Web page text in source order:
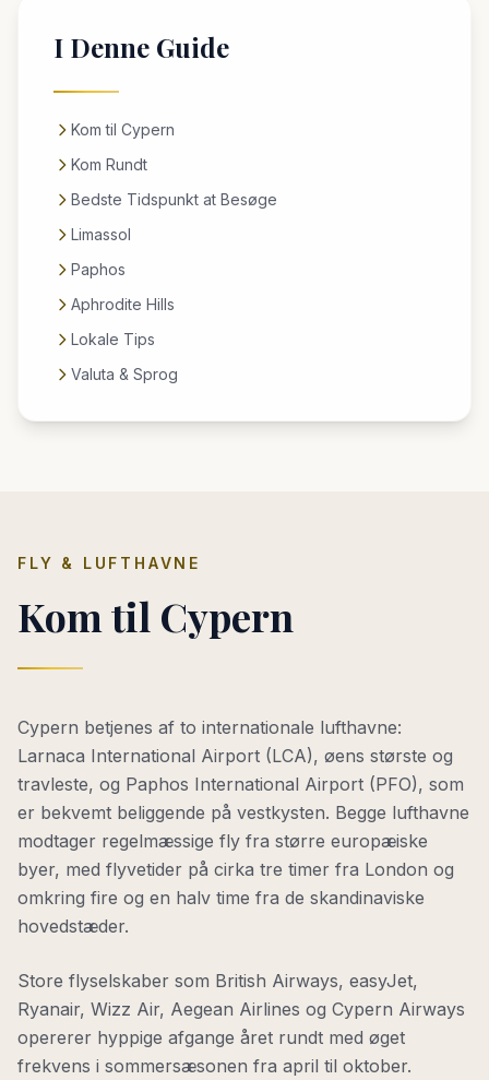
I Denne Guide
Kom til Cypern
Kom Rundt
Bedste Tidspunkt at Besøge
Limassol
Paphos
Aphrodite Hills
Lokale Tips
Valuta & Sprog
FLY & LUFTHAVNE
Kom til Cypern
Cypern betjenes af to internationale lufthavne:
Larnaca International Airport (LCA), øens største og
travleste, og Paphos International Airport (PFO), som
er bekvemt beliggende på vestkysten. Begge lufthavne
modtager regelmæssige fly fra større europæiske
byer, med flyvetider på cirka tre timer fra London og
omkring fire og en halv time fra de skandinaviske
hovedstæder.
Store flyselskaber som British Airways, easyJet,
Ryanair, Wizz Air, Aegean Airlines og Cypern Airways
opererer hyppige afgange året rundt med øget
frekvens i sommersæsonen fra april til oktober.